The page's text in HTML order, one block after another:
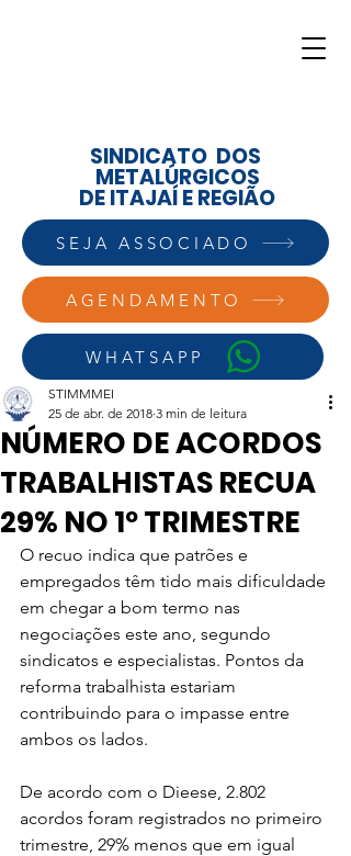
AGENDAMENTO
WHATSAPP
SINDICATO DOS
METALÚRGICOS
DE ITAJAÍ E REGIÃO
SEJA ASSOCIADO
NÚMERO DE ACORDOS
TRABALHISTAS RECUA
29% NO 1º TRIMESTRE
STIMMMEI
25 de abr. de 2018 3 min de leitura
O recuo indica que patrões e
empregados têm tido mais dificuldade
em chegar a bom termo nas
negociações este ano, segundo
sindicatos e especialistas. Pontos da
reforma trabalhista estariam
contribuindo para o impasse entre
ambos os lados.
De acordo com o Dieese, 2.802
acordos foram registrados no primeiro
trimestre, 29% menos que em igual